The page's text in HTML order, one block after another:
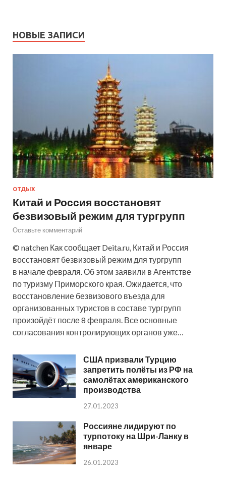
НОВЫЕ ЗАПИСИ
ОТДЫХ
Китай и Россия восстановят
безвизовый режим для тургрупп
Оставьте комментарий
© natchen Как сообщает Deita.ru, Китай и Россия
восстановят безвизовый режим для тургрупп
в начале февраля. Об этом заявили в Агентстве
по туризму Приморского края. Ожидается, что
восстановление безвизового въезда для
организованных туристов в составе тургрупп
произойдёт после 8 февраля. Все основные
согласования контролирующих органов уже…
США призвали Турцию
запретить полёты из РФ на
самолётах американского
производства
27.01.2023
Россияне лидируют по
турпотоку на Шри-Ланку в
январе
26.01.2023